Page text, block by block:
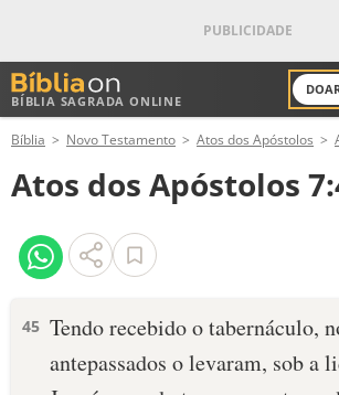
BÍBLIA SAGRADA ONLINE
ANTIGO TESTAMENTO
NOVO TESTAMENTO
VERSÍCULOS
PALAVRA DO DIA
Bíblia Novo Testamento Atos dos Apóstolos
Atos dos Apóstolos
45 Tendo recebido o tabernáculo,
antepassados o levaram, sob a